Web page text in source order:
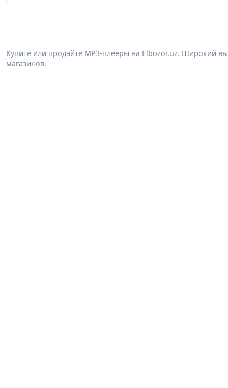
Купите или продайте MP3-плееры на Elbozor.uz. Широкий
магазинов.